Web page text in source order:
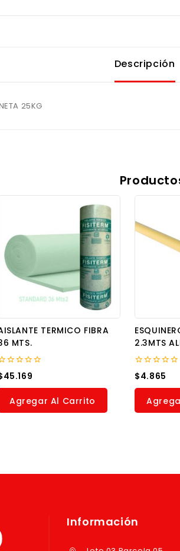
Descripción
25KG
TERMICO FIBRA
MTS.
45.169
Agregar Al Carrito
2.3MTS
0
out
of
$4.865
Información